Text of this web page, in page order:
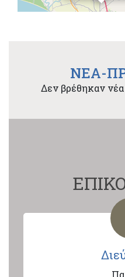
NEA-
Δεν βρέθηκαν νέα